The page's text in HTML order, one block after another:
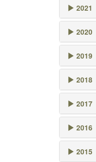
2021
2020
2019
2018
2017
2016
2015